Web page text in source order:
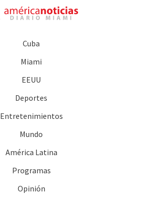
Cuba
Miami
EEUU
Deportes
Entretenimientos
Mundo
América Latina
Programas
Opinión